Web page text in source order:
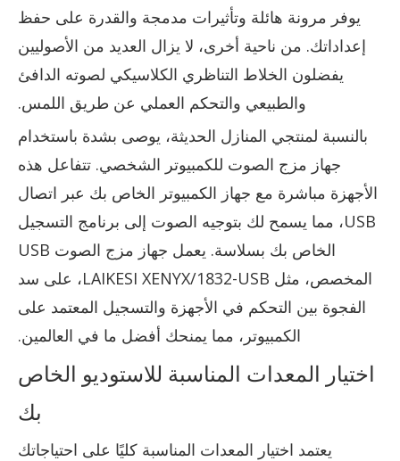
يوفر مرونة هائلة وتأثيرات مدمجة والقدرة على حفظ
إعداداتك. من ناحية أخرى، لا يزال العديد من الأصوليين
يفضلون الخلاط التناظري الكلاسيكي لصوته الدافئ
والطبيعي والتحكم العملي عن طريق اللمس.
بالنسبة لمنتجي المنازل الحديثة، يوصى بشدة باستخدام
جهاز مزج الصوت للكمبيوتر الشخصي. تتفاعل هذه
الأجهزة مباشرة مع جهاز الكمبيوتر الخاص بك عبر اتصال
USB، مما يسمح لك بتوجيه الصوت إلى برنامج التسجيل
الخاص بك بسلاسة. يعمل جهاز مزج الصوت USB
المخصص، مثل LAIKESI XENYX/1832-USB، على سد
الفجوة بين التحكم في الأجهزة والتسجيل المعتمد على
الكمبيوتر، مما يمنحك أفضل ما في العالمين.
اختيار المعدات المناسبة للاستوديو الخاص
بك
يعتمد اختيار المعدات المناسبة كليًا على احتياجاتك